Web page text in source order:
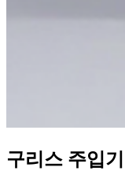
구리스 주입기